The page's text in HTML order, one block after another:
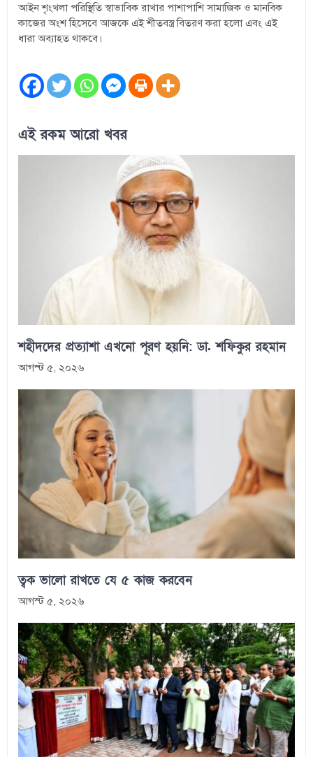
আইন শৃংখলা পরিস্থিতি স্বাভাবিক রাখার পাশাপাশি সামাজিক ও মানবিক
কাজের অংশ হিসেবে আজকে এই শীতবস্ত্র বিতরণ করা হলো এবং এই
ধারা অব্যাহত থাকবে।
এই রকম আরো খবর
শহীদদের প্রত্যাশা এখনো পূরণ হয়নি: ডা. শফিকুর রহমান
আগস্ট ৫, ২০২৬
ত্বক ভালো রাখতে যে ৫ কাজ করবেন
আগস্ট ৫, ২০২৬